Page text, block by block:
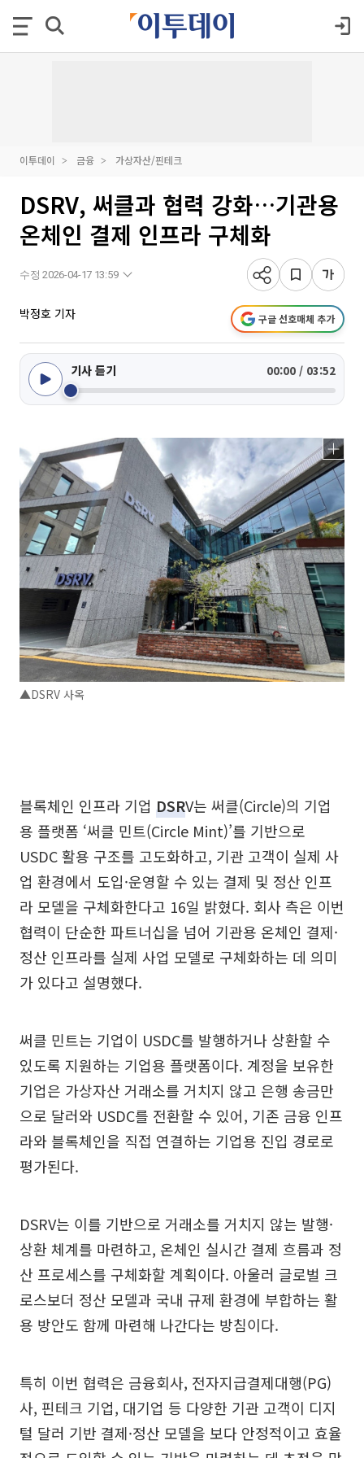
이투데이 금융 가상자산/핀테크
DSRV, 써클과 협력 강화…기관용
온체인 결제 인프라 구체화
수정 2026-04-17 13:59
박정호 기자 구글 선호매체 추가
기사 듣기 00:00 / 03:52
▲DSRV 사옥
블록체인 인프라 기업 DSRV는 써클(Circle)의 기업
용 플랫폼 ‘써클 민트(Circle Mint)’를 기반으로
USDC 활용 구조를 고도화하고, 기관 고객이 실제 사
업 환경에서 도입·운영할 수 있는 결제 및 정산 인프
라 모델을 구체화한다고 16일 밝혔다. 회사 측은 이번
협력이 단순한 파트너십을 넘어 기관용 온체인 결제·
정산 인프라를 실제 사업 모델로 구체화하는 데 의미
가 있다고 설명했다.
써클 민트는 기업이 USDC를 발행하거나 상환할 수
있도록 지원하는 기업용 플랫폼이다. 계정을 보유한
기업은 가상자산 거래소를 거치지 않고 은행 송금만
으로 달러와 USDC를 전환할 수 있어, 기존 금융 인프
라와 블록체인을 직접 연결하는 기업용 진입 경로로
평가된다.
DSRV는 이를 기반으로 거래소를 거치지 않는 발행·
상환 체계를 마련하고, 온체인 실시간 결제 흐름과 정
산 프로세스를 구체화할 계획이다. 아울러 글로벌 크
로스보더 정산 모델과 국내 규제 환경에 부합하는 활
용 방안도 함께 마련해 나간다는 방침이다.
특히 이번 협력은 금융회사, 전자지급결제대행(PG)
사, 핀테크 기업, 대기업 등 다양한 기관 고객이 디지
털 달러 기반 결제·정산 모델을 보다 안정적이고 효율